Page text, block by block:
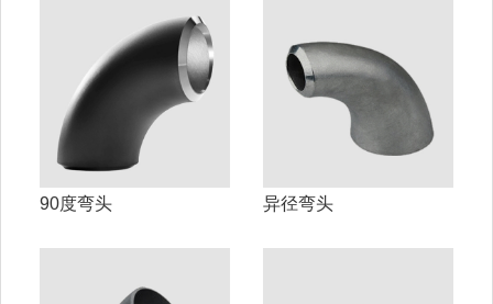
90度弯头 异径弯头